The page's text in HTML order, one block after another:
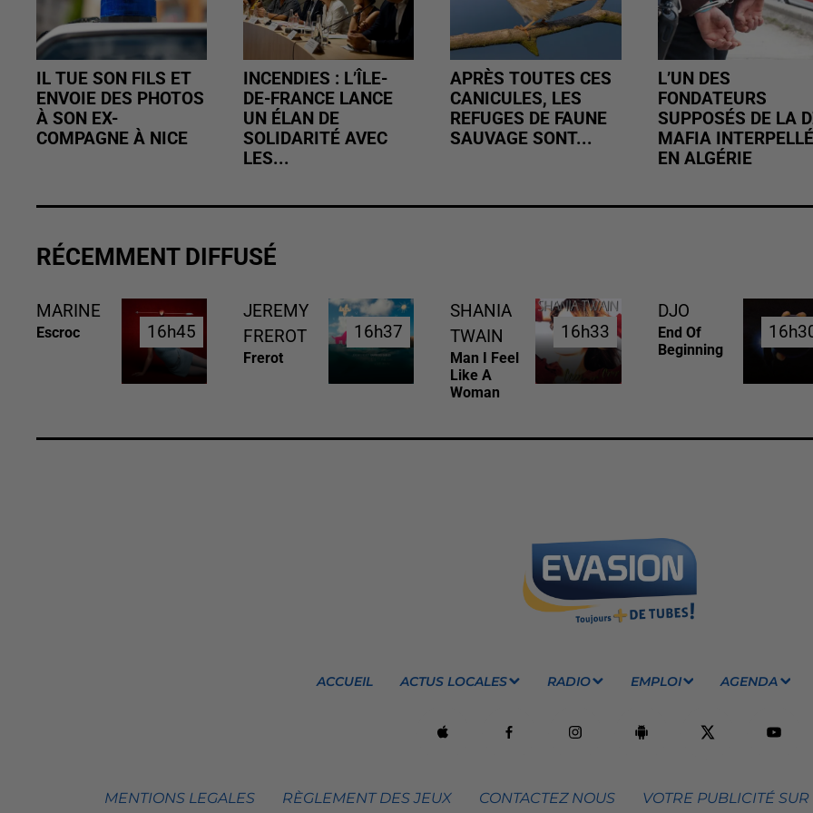
IL TUE SON FILS ET
ENVOIE DES PHOTOS
À SON EX-
COMPAGNE À NICE
INCENDIES : L’ÎLE-
DE-FRANCE LANCE
UN ÉLAN DE
SOLIDARITÉ AVEC
LES...
APRÈS TOUTES CES
CANICULES, LES
REFUGES DE FAUNE
SAUVAGE SONT...
L’UN DES
FONDATEURS
SUPPOSÉS DE LA
MAFIA INTERPELLÉ
EN ALGÉRIE
RÉCEMMENT DIFFUSÉ
MARINE
Escroc 16h45
16h45
JEREMY
FREROT
Frerot
16h37
16h37
SHANIA
TWAIN
Man I Feel
Like A
Woman
16h33
16h33
DJO
End Of
Beginning
ACCUEIL ACTUS LOCALES RADIO EMPLOI AGENDA
MENTIONS LEGALES RÈGLEMENT DES JEUX CONTACTEZ NOUS VOTRE PUBLICITÉ